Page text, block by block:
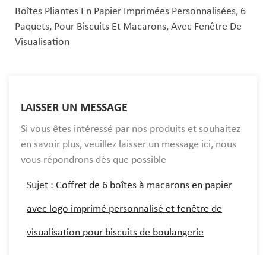
Boîtes Pliantes En Papier Imprimées Personnalisées, 6
Paquets, Pour Biscuits Et Macarons, Avec Fenêtre De
Visualisation
LAISSER UN MESSAGE
Si vous êtes intéressé par nos produits et souhaitez
en savoir plus, veuillez laisser un message ici, nous
vous répondrons dès que possible
Sujet : Coffret de 6 boîtes à macarons en papier
avec logo imprimé personnalisé et fenêtre de
visualisation pour biscuits de boulangerie